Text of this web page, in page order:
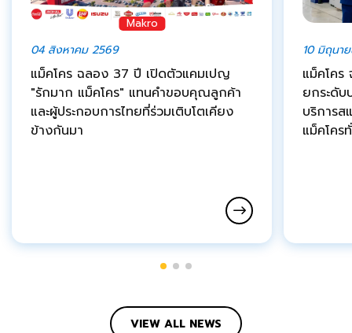
Makro
04 สิงหาคม 2569
แม็คโคร ฉลอง 37 ปี เปิดตัวแคมเปญ
"รักมาก แม็คโคร" แทนคำขอบคุณลูกค้า
และผู้ประกอบการไทยที่ร่วมเติบโตเคียง
ข้างกันมา
10 มิถุนา
แม็คโค
ยกระดับ
บริการส
แม็คโคร
VIEW ALL NEWS